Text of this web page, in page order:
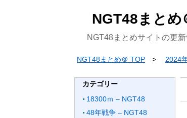
NGT48まとめ
NGT48まとめサイトの更
NGT48まとめ＠ TOP 2024
カテゴリー
18300ｍ – NGT48
48年戦争 – NGT48